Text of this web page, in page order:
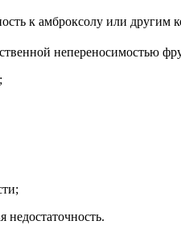
к амброксолу или другим
непереносимостью
недостаточность.